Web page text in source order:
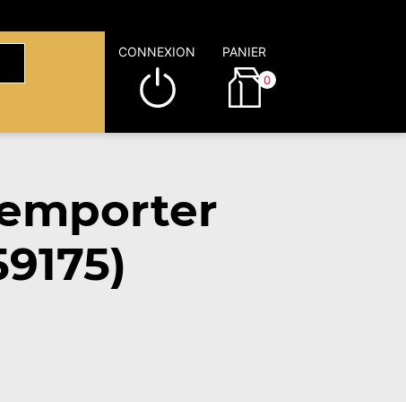
CONNEXION PANIER
0